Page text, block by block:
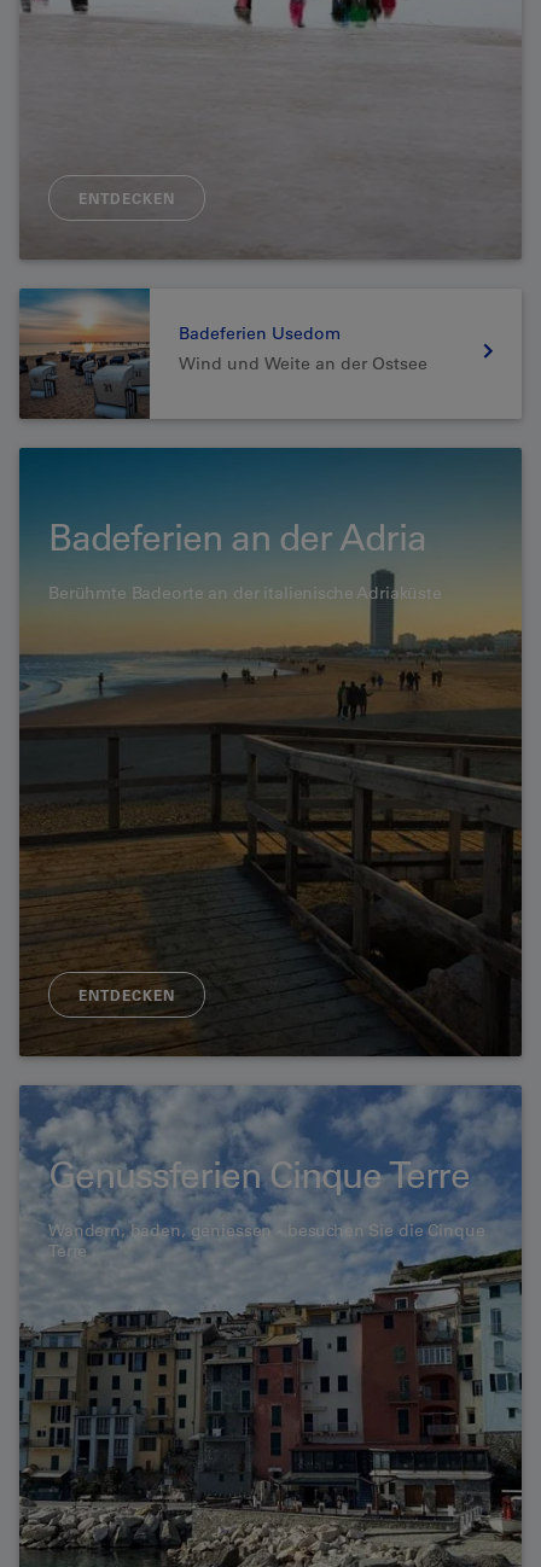
ENTDECKEN
Badeferien Usedom
Wind und Weite an der Ostsee
Badeferien an der Adria
Berühmte Badeorte an der italienische Adriaküste
ENTDECKEN
Genussferien Cinque Terre
Wandern, baden, geniessen - besuchen Sie die Cinque
Terre